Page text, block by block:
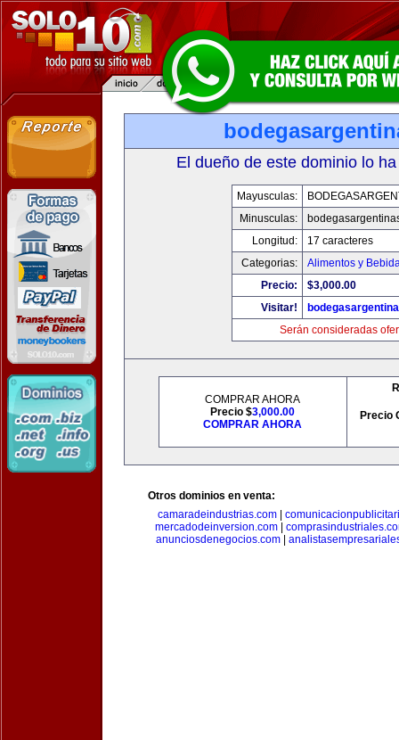
El dueño de este dominio lo
Mayusculas:
Minusculas:
Longitud:
17 caracteres
Categorias:
Alimentos y
Precio:
$3,000.00
Visitar!
Serán consideradas
COMPRAR AHORA
Precio $3,000.00
COMPRAR AHORA
Precio
Otros dominios en venta:
camaradeindustrias.com|
mercadodeinversion.com
anunciosdenegocios.com|